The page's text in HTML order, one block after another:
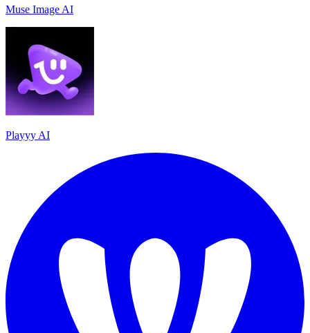
Muse Image AI
Playyy AI